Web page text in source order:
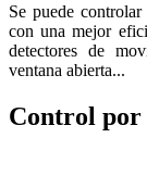
Se puede
con una mejor
detectores de
ventana abierta...
Control por